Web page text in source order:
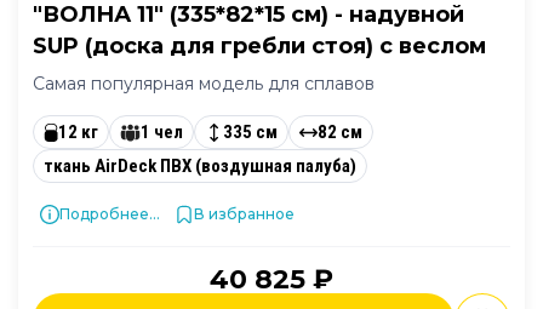
"ВОЛНА 11" (335*82*15 см) - надувной
SUP (доска для гребли стоя) с веслом
Самая популярная модель для сплавов
12 кг 1 чел 335 см
82 см
ткань AirDeck ПВХ (воздушная палуба)
Подробнее... В избранное
40 825 ₽